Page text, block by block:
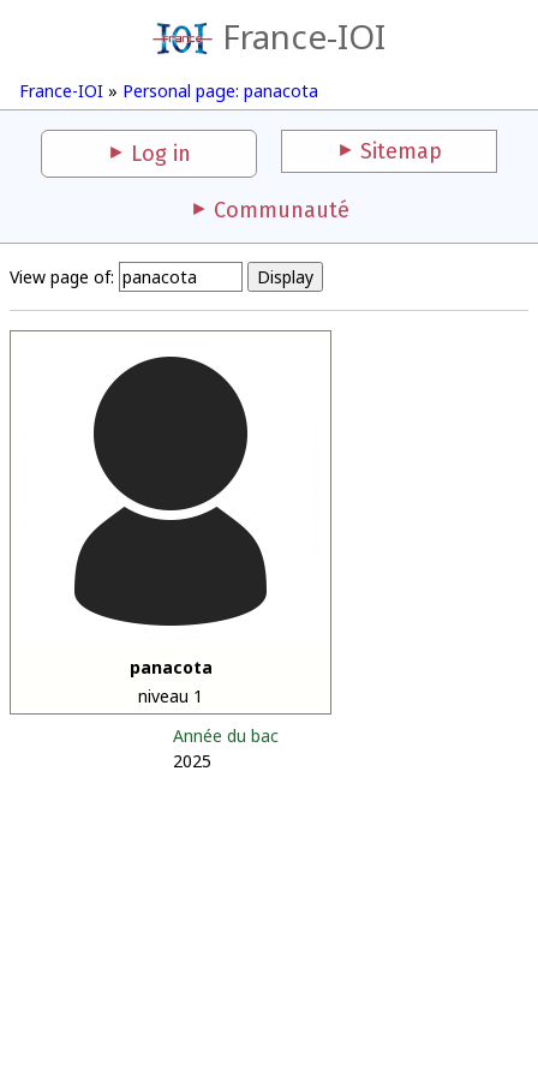
France-IOI
France-IOI » Personal page: panacota
Log in Sitemap
Communauté
View page of:
panacota
niveau 1
Année du bac
2025